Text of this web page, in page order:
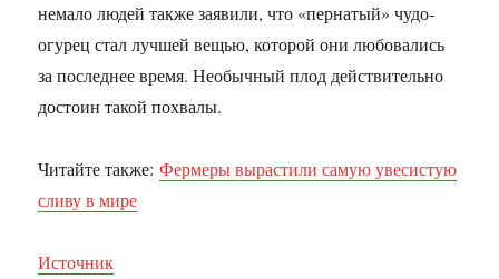
немало людей также заявили, что «пернатый» чудо-
огурец стал лучшей вещью, которой они любовались
за последнее время. Необычный плод действительно
достоин такой похвалы.
Читайте также:Фермеры вырастили самую увесистую
сливу в мире
Источник